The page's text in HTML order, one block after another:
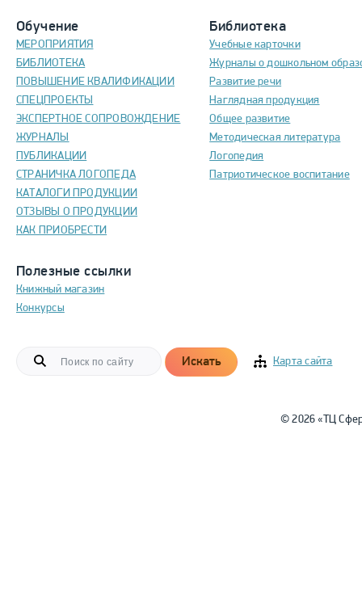
Обучение
МЕРОПРИЯТИЯ
БИБЛИОТЕКА
ПОВЫШЕНИЕ КВАЛИФИКАЦИИ
СПЕЦПРОЕКТЫ
ЭКСПЕРТНОЕ СОПРОВОЖДЕНИЕ
ЖУРНАЛЫ
ПУБЛИКАЦИИ
СТРАНИЧКА ЛОГОПЕДА
КАТАЛОГИ ПРОДУКЦИИ
ОТЗЫВЫ О ПРОДУКЦИИ
КАК ПРИОБРЕСТИ
Полезные ссылки
Книжный магазин
Конкурсы
Библиотека
Учебные карточки
Журналы о дошкольном
Развитие речи
Наглядная продукция
Общее развитие
Методическая литература
Логопедия
Патриотическое воспитание
Искать Карта сайта
© 2026 «ТЦ